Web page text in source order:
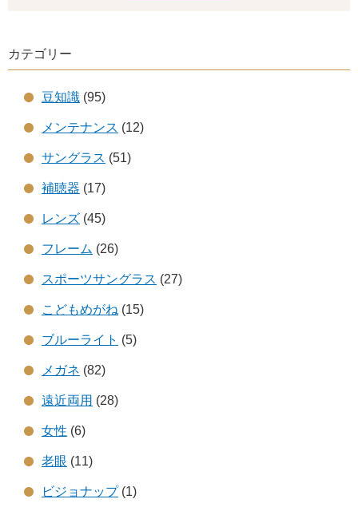
カテゴリー
豆知識 (95)
メンテナンス (12)
サングラス (51)
補聴器 (17)
レンズ (45)
フレーム (26)
スポーツサングラス (27)
こどもめがね (15)
ブルーライト (5)
メガネ (82)
遠近両用 (28)
女性 (6)
老眼 (11)
ビジョナップ(1)